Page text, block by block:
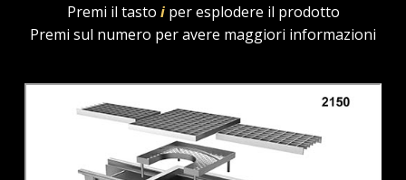
Premi il tasto iper esplodere il prodotto
Premi sul numero per avere maggiori informazioni